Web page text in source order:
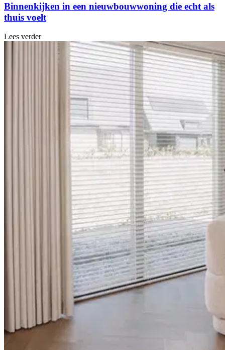
Binnenkijken in een nieuwbouwwoning die echt als
thuis voelt
Lees verder